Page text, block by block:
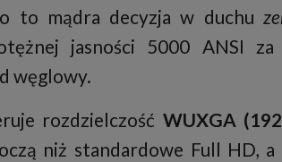
to mądra decyzja w duchu
jasności 5000 ANSI za
węglowy.
rozdzielczość WUXGA
niż standardowe Full HD,